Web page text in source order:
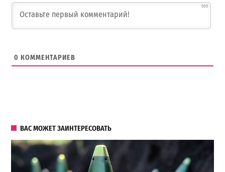
500
0 КОММЕНТАРИЕВ
ВАС МОЖЕТ ЗАИНТЕРЕСОВАТЬ